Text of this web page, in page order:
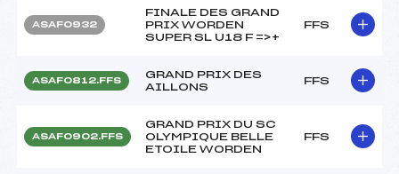
ASAF0932
FINALE DES GRAND
PRIX WORDEN
SUPER SL U18 F =>+
FFS
ASAF0812.FFS
GRAND PRIX DES
AILLONS
FFS
ASAF0902.FFS
GRAND PRIX DU SC
OLYMPIQUE BELLE
ETOILE WORDEN
FFS